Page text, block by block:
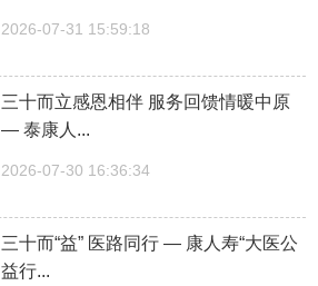
2026-07-31 15:59:18
三十而立感恩相伴 服务回馈情暖中原
— 泰康人...
2026-07-30 16:36:34
三十而“益” 医路同行 — 康人寿“大医公
益行...